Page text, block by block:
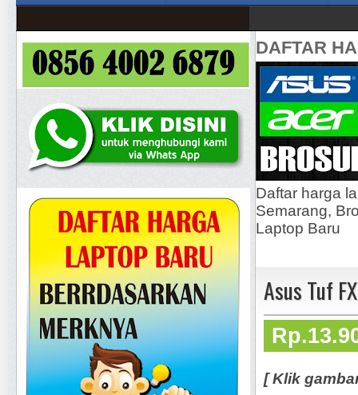
DAFTAR
Daftar harga
Semarang,
Laptop Baru
Asus Tuf
[ Klik